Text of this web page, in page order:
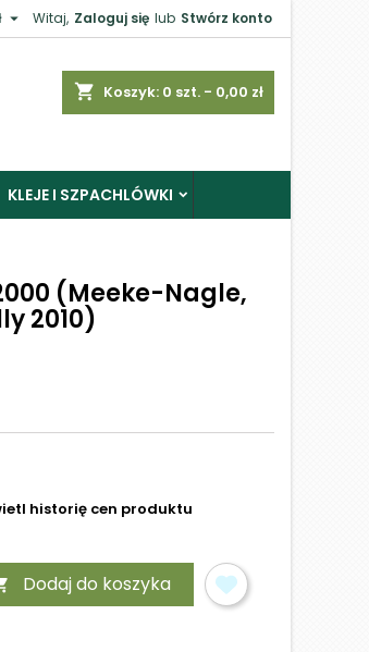
Witaj, Zaloguj się lub Stwórz konto

shopping_cart Koszyk: 0 szt. - 0,00 zł
KLEJE I SZPACHLÓWKI
(Meeke-Nagle,
2010)
historię cen produktu
Dodaj do koszyka